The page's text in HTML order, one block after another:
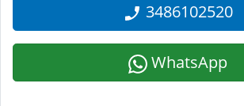
3486102520
WhatsApp